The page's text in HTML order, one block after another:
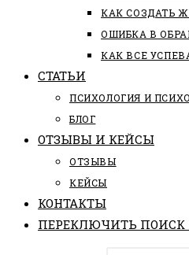
КАК СОЗДАТЬ
ОШИБКА В
КАК ВСЕ
СТАТЬИ
ПCИХОЛОГИЯ И
БЛОГ
ОТЗЫВЫ И КЕЙСЫ
ОТЗЫВЫ
КЕЙСЫ
КОНТАКТЫ
ПЕРЕКЛЮЧИТЬ ПОИСК